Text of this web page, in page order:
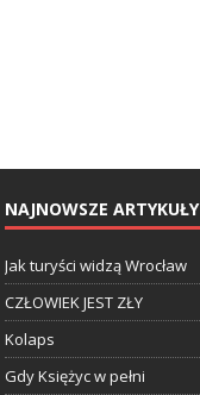
NAJNOWSZE ARTYKUŁY
Jak turyści widzą Wrocław
CZŁOWIEK JEST ZŁY
Kolaps
Gdy Księżyc w pełni